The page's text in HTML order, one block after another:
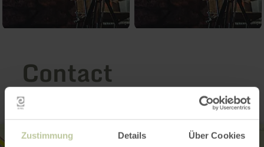
Zustimmung Details Über Cookies
Contact